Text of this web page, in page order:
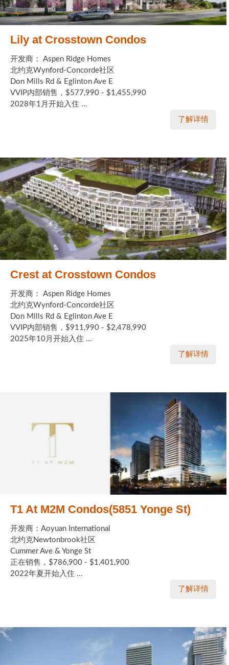
Lily at Crosstown Condos
开发商： Aspen Ridge Homes
北约克Wynford-Concorde社区
Don Mills Rd & Eglinton Ave E
VVIP内部销售，$577,990 - $1,455,990
2028年1月开始入住 ...
了解详情
Crest at Crosstown Condos
开发商： Aspen Ridge Homes
北约克Wynford-Concorde社区
Don Mills Rd & Eglinton Ave E
VVIP内部销售，$911,990 - $2,478,990
2025年10月开始入住 ...
了解详情
T1 At M2M Condos(5851 Yonge St)
开发商：Aoyuan International
北约克Newtonbrook社区
Cummer Ave & Yonge St
正在销售，$786,900 - $1,401,900
2022年夏开始入住 ...
了解详情